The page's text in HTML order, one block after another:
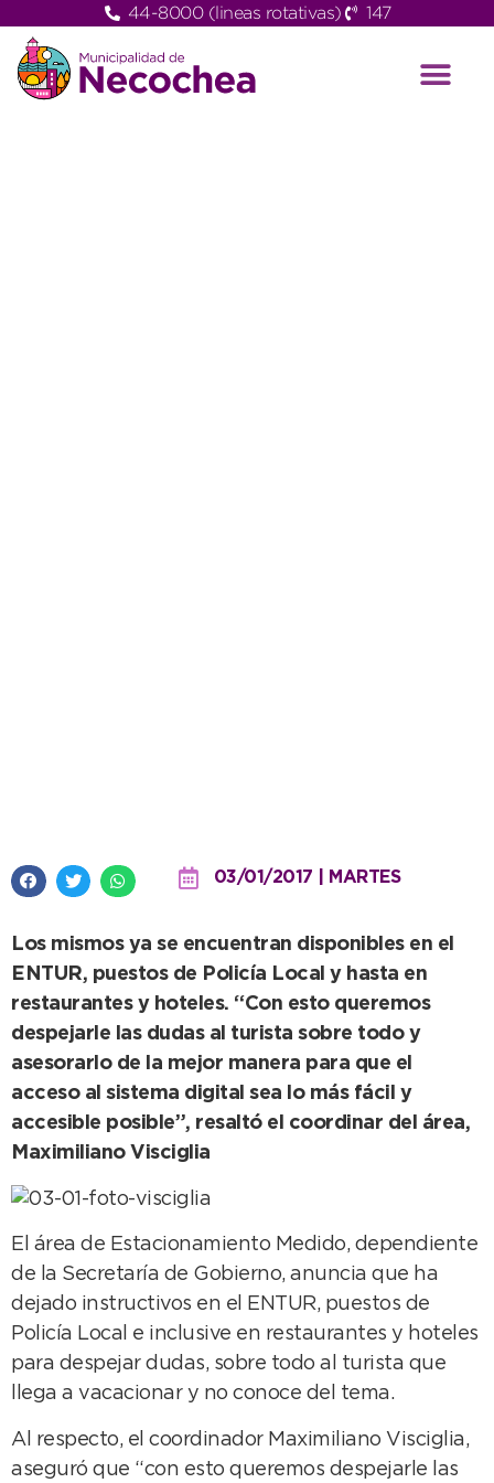
44-8000 (lineas rotativas) 147
03/01/2017 | MARTES
Los mismos ya se encuentran disponibles en el
ENTUR, puestos de Policía Local y hasta en
restaurantes y hoteles. “Con esto queremos
despejarle las dudas al turista sobre todo y
asesorarlo de la mejor manera para que el
acceso al sistema digital sea lo más fácil y
accesible posible”, resaltó el coordinar del área,
Maximiliano Visciglia
El área de Estacionamiento Medido, dependiente
de la Secretaría de Gobierno, anuncia que ha
dejado instructivos en el ENTUR, puestos de
Policía Local e inclusive en restaurantes y hoteles
para despejar dudas, sobre todo al turista que
llega a vacacionar y no conoce del tema.
Al respecto, el coordinador Maximiliano Visciglia,
aseguró que “con esto queremos despejarle las